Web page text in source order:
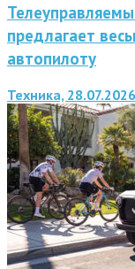
предлагает
автопилоту
Техника, 28.07.2026